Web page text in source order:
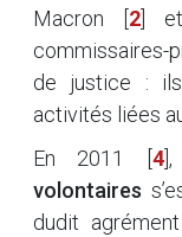
Macron
2
commissaires-
de justice :
activités liées
En 2011
4]
volontaires
dudit